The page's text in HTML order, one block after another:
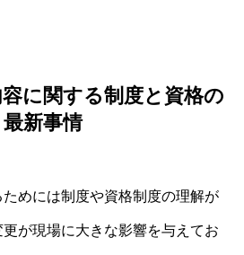
に関する制度と資格の
最新事情
ためには制度や資格制度の理解が
が現場に大きな影響を与えてお